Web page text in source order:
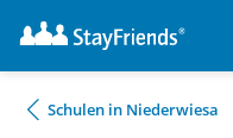
Schulen in Niederwiesa